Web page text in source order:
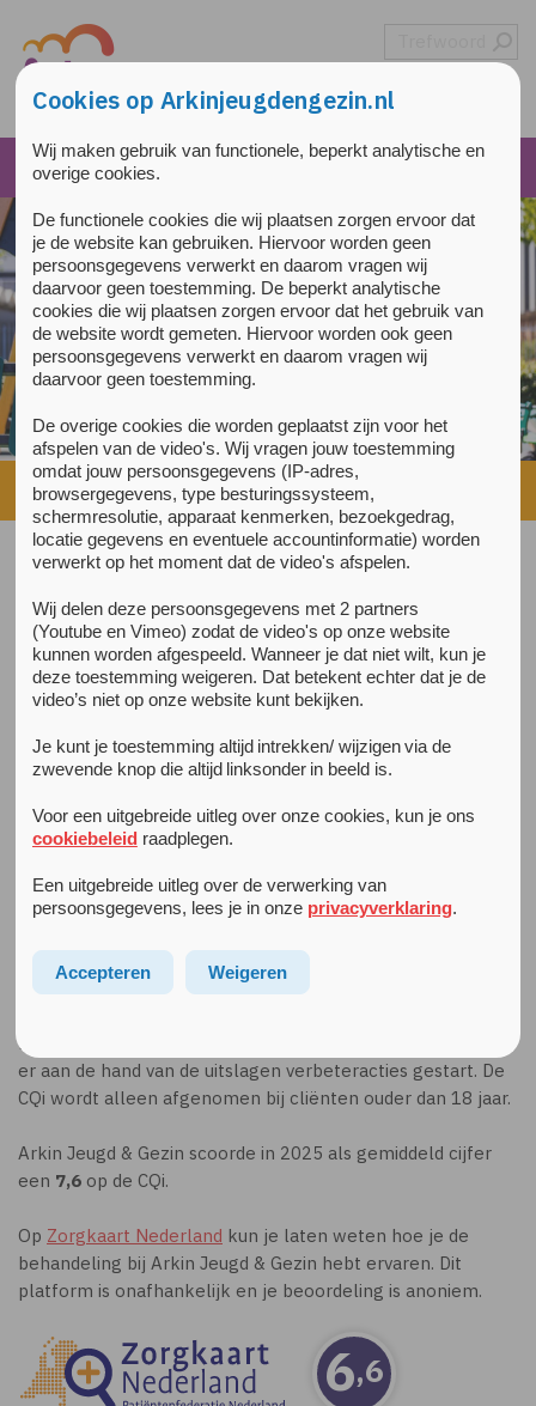
Home»Over ons»Kwaliteit van zorg
Kwaliteit van zorg
De kwaliteit van zorg heeft continu onze aandacht.
Jeugd & Gezin werkt voortdurend en systematisch aan
verbetering van de zorg. Dit doen we onder andere door
het uitvragen van cliëntenervaringen, het meten van de
resultaten van onze behandelingen en het doen van
wetenschappelijk onderzoek. We werken volgens
Zorgkaart Nederland
Tevreden over de behandeling?
graag anders zou zien, krijgt aandacht. Aan het einde van de
behandeling krijg je een vragenlijst, de Consumer Quality
klantervaringen in de zorg te meten. Indien nodig worden
er aan de hand van de uitslagen verbeteracties gestart. De
CQi wordt alleen afgenomen bij cliënten ouder dan 18 jaar.
Arkin Jeugd & Gezin scoorde in 2025 als gemiddeld cijfer
een 7,6 op de CQi.
Op Zorgkaart Nederland kun je laten weten hoe je de
behandeling bij Arkin Jeugd & Gezin hebt ervaren. Dit
platform is onafhankelijk en je beoordeling is anoniem.
6,6
Cookies op Arkinjeugdengezin.nl
Wij maken gebruik van functionele, beperkt analytische en
overige cookies.
De functionele cookies die wij plaatsen zorgen ervoor dat
je de website kan gebruiken. Hiervoor worden geen
persoonsgegevens verwerkt en daarom vragen wij
daarvoor geen toestemming. De beperkt analytische
cookies die wij plaatsen zorgen ervoor dat het gebruik van
de website wordt gemeten. Hiervoor worden ook geen
persoonsgegevens verwerkt en daarom vragen wij
daarvoor geen toestemming.
De overige cookies die worden geplaatst zijn voor het
afspelen van de video's. Wij vragen jouw toestemming
omdat jouw persoonsgegevens (IP-adres,
browsergegevens, type besturingssysteem,
schermresolutie, apparaat kenmerken, bezoekgedrag,
locatie gegevens en eventuele accountinformatie) worden
verwerkt op het moment dat de video's afspelen.
Wij delen deze persoonsgegevens met 2 partners
(Youtube en Vimeo) zodat de video's op onze website
kunnen worden afgespeeld. Wanneer je dat niet wilt, kun je
deze toestemming weigeren. Dat betekent echter dat je de
video’s niet op onze website kunt bekijken.
Je kunt je toestemming altijd intrekken/ wijzigen via de
zwevende knop die altijd linksonder in beeld is.
Voor een uitgebreide uitleg over onze cookies, kun je ons
cookiebeleid raadplegen.
Een uitgebreide uitleg over de verwerking van
persoonsgegevens, lees je in onze privacyverklaring.
Accepteren Weigeren